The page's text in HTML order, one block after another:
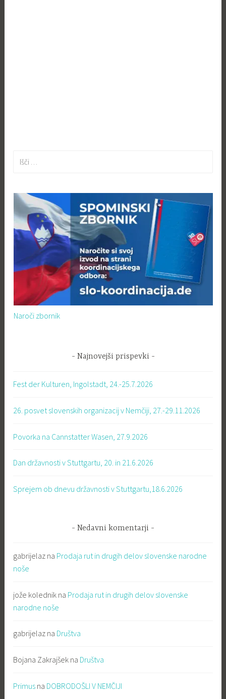
Naroči zbornik
Najnovejši prispevki
Fest der Kulturen, Ingolstadt, 24.-25.7.2026
26. posvet slovenskih organizacij v Nemčiji, 27.-29.11.2026
Povorka na Cannstatter Wasen, 27.9.2026
Dan državnosti v Stuttgartu, 20. in 21.6.2026
Sprejem ob dnevu državnosti v Stuttgartu,18.6.2026
Nedavni komentarji
gabrijelaz na Prodaja rut in drugih delov slovenske narodne
noše
jože kolednik na Prodaja rut in drugih delov slovenske
narodne noše
gabrijelaz na Društva
Bojana Zakrajšek na Društva
Primus na DOBRODOŠLI V NEMČIJI